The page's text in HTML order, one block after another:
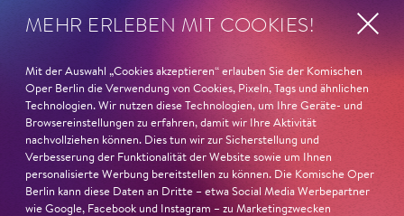
MEHR ERLEBEN MIT COOKIES!
Mit der Auswahl „Cookies akzeptieren“ erlauben Sie der Komischen
Oper Berlin die Verwendung von Cookies, Pixeln, Tags und ähnlichen
Technologien. Wir nutzen diese Technologien, um Ihre Geräte- und
Browsereinstellungen zu erfahren, damit wir Ihre Aktivität
nachvollziehen können. Dies tun wir zur Sicherstellung und
Verbesserung der Funktionalität der Website sowie um Ihnen
personalisierte Werbung bereitstellen zu können. Die Komische Oper
Berlin kann diese Daten an Dritte – etwa Social Media Werbepartner
wie Google, Facebook und Instagram – zu Marketingzwecken